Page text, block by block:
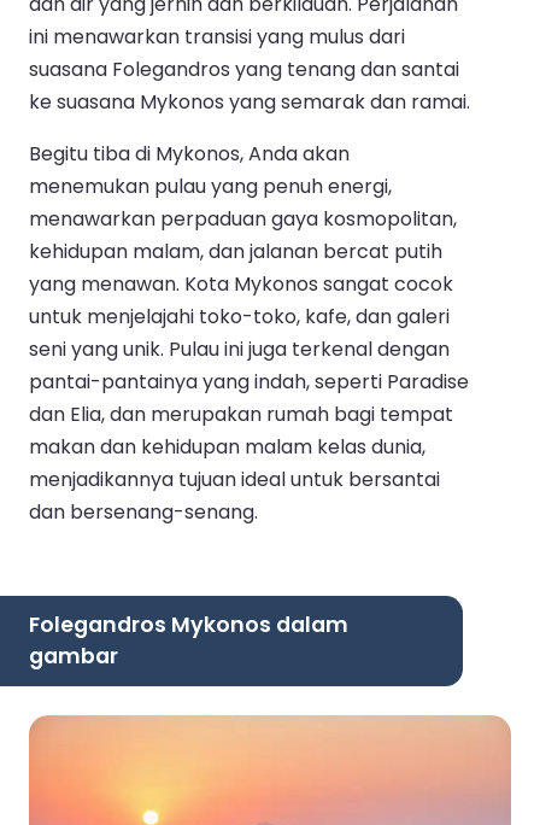
ini menawarkan transisi yang mulus dari
suasana Folegandros yang tenang dan santai
ke suasana Mykonos yang semarak dan ramai.
Begitu tiba di Mykonos, Anda akan
menemukan pulau yang penuh energi,
menawarkan perpaduan gaya kosmopolitan,
kehidupan malam, dan jalanan bercat putih
yang menawan. Kota Mykonos sangat cocok
untuk menjelajahi toko-toko, kafe, dan galeri
seni yang unik. Pulau ini juga terkenal dengan
pantai-pantainya yang indah, seperti Paradise
dan Elia, dan merupakan rumah bagi tempat
makan dan kehidupan malam kelas dunia,
menjadikannya tujuan ideal untuk bersantai
dan bersenang-senang.
Folegandros Mykonos dalam
gambar